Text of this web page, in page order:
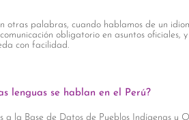
otras palabras, cuando hablamos de un
obligatorio en asuntos
con facilidad.
lenguas se hablan en el Perú?
a la Base de Datos de Pueblos Indígenas u